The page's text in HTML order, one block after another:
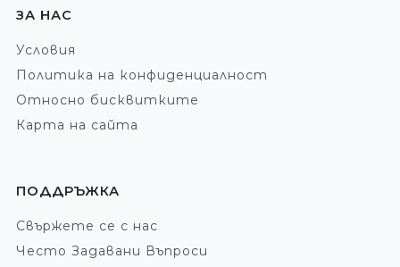
ЗА НАС
Условия
Политика на конфиденциалност
Относно бисквитките
Карта на сайта
ПОДДРЪЖКА
Свържете се с нас
Често Задавани Въпроси